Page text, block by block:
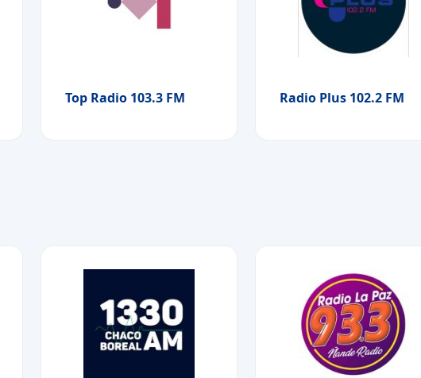
Top Radio 103.3 FM Radio Plus 102.2 FM